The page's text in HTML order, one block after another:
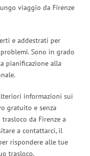
viaggio da Firenze
e addestrati per
Sono in grado
pianificazione alla
informazioni sui
gratuito e senza
da Firenze a
a contattarci, il
rispondere alle tue
trasloco.